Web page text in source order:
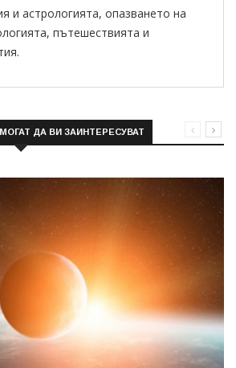
и астрологията, опазването на
пътешествията и
ДА ВИ ЗАИНТЕРЕСУВАТ